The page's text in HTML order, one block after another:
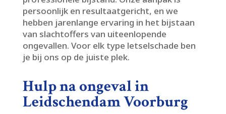
persoonlijk en resultaatgericht, en we
hebben jarenlange ervaring in het bijstaan
van slachtoffers van uiteenlopende
ongevallen.​ Voor elk type letselschade ben
je bij ons op de juiste plek.​
Hulp na ongeval in
Leidschendam Voorburg